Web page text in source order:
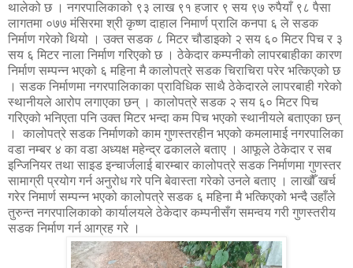
थालेको छ । नगरपालिकाको ९३ लाख ९१ हजार ९ सय ९७ रुपैयाँ ९८ पैसा
लागतमा ०७७ मंसिरमा श्री कृष्ण दाहाल निमार्ण प्रालि कनपा ६ ले सडक
निर्माण गरेको थियो । उक्त सडक ८ मिटर चौडाइको २ सय ६० मिटर पिच र ३
सय ६ मिटर नाला निर्माण गरिएको छ । ठेकेदार कम्पनीको लापरबाहीका कारण
निर्माण सम्पन्न भएको ६ महिना मै कालोपत्रे सडक चिराचिरा परेर भत्किएको छ
। सडक निर्माणमा नगरपालिकाका प्राविधिक साथै ठेकेदारले लापरबाही गरेको
स्थानीयले आरोप लगाएका छन् । कालोपत्रे सडक २ सय ६० मिटर पिच
गरिएको भनिएता पनि उक्त मिटर भन्दा कम पिच भएको स्थानीयले बताएका छन्
। कालोपत्रे सडक निर्माणको काम गुणस्तरहीन भएको कमलामाई नगरपालिका
वडा नम्बर ४ का वडा अध्यक्ष महेन्द्र ढकालले बताए । आफूले ठेकेदार र सब
इन्जिनियर तथा साइड इन्चार्जलाई बारम्बार कालोपत्रे सडक निर्माणमा गुणस्तर
सामाग्री प्रयोग गर्न अनुरोध गरे पनि बेवास्ता गरेको उनले बताए । लाखौँ खर्च
गरेर निमार्ण सम्पन्न भएको कालोपत्रे सडक ६ महिना मै भत्किएको भन्दै उहाँले
तुरुन्त नगरपालिकाको कार्यालयले ठेकेदार कम्पनीसँग समन्वय गरी गुणस्तरीय
सडक निर्माण गर्न आग्रह गरे ।